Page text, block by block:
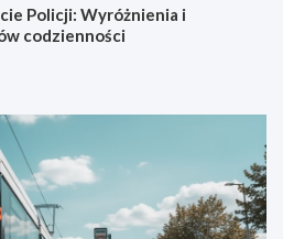
Policji: Wyróżnienia i
codzienności